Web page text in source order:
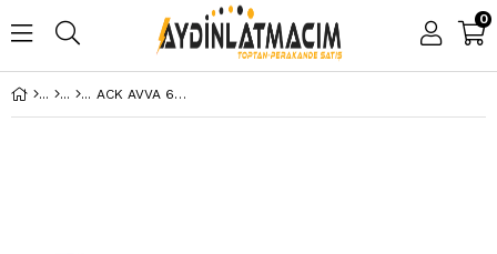
0
ACK AVVA 6W SIYAH 3000K LED DUVAR ARMATÜRÜ AH07-03201